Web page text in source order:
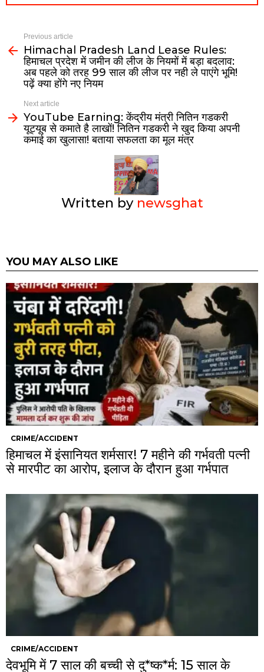
Previous article
Himachal Pradesh Land Lease Rules:
हिमाचल प्रदेश में जमीन की लीज के नियमों में बड़ा बदलाव:
अब पहले को तरह 99 साल की लीज पर नही ले पाएंगे भूमि!
पढ़ें क्या होंगे नए नियम
Next article
YouTube Earning: केंद्रीय मंत्री नितिन गडकरी
यूट्यूब से कमाते है लाखों! नितिन गडकरी ने खुद किया अपनी
कमाई का खुलासा! बताया सफलता का मूल मंत्र
Written by newsghat
YOU MAY ALSO LIKE
CRIME/ACCIDENT
हिमाचल में इंसानियत शर्मसार! 7 महीने की गर्भवती पत्नी
से मारपीट का आरोप, इलाज के दौरान हुआ गर्भपात
CRIME/ACCIDENT
देवभूमि में 7 साल की बच्ची से दु*ष्क*र्म: 15 साल के